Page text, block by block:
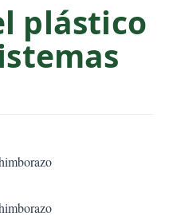
plástico